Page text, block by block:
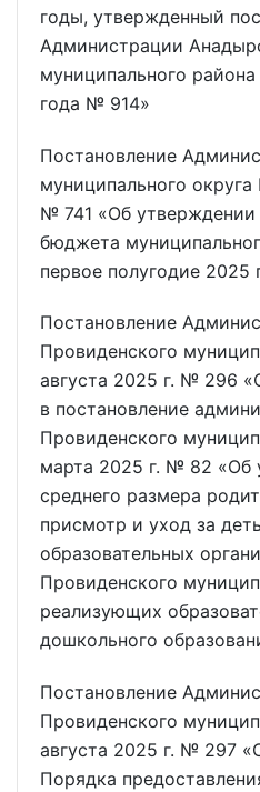
годы, утвержденный
Администрации
муниципального
года № 914»
Постановление
муниципального
№ 741 «Об утверждении
бюджета
первое полугодие 2025
Постановление
Провиденского
августа 2025 г. № 296
в постановление
Провиденского
марта 2025 г. № 82 «Об
среднего размера
присмотр и уход за
образовательных
Провиденского
реализующих
дошкольного
Постановление
Провиденского
августа 2025 г. № 297
Порядка